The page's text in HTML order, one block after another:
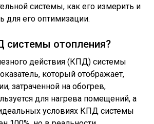
системы, как его измерить и
для его оптимизации.
системы отопления?
действия (КПД) системы
который отображает,
затраченной на обогрев,
для нагрева помещений, а
идеальных условиях КПД системы